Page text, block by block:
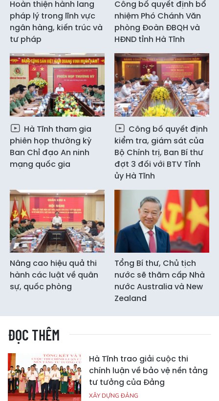
Hoàn thiện hành lang
pháp lý trong lĩnh vực
ngân hàng, kiến trúc và
tư pháp
Công bố quyết định bổ
nhiệm Phó Chánh Văn
phòng Đoàn ĐBQH và
HĐND tỉnh Hà Tĩnh
Hà Tĩnh tham gia
phiên họp thường kỳ
Ban Chỉ đạo An ninh
mạng quốc gia
Công bố quyết định
kiểm tra, giám sát của
Bộ Chính trị, Ban Bí thư
đợt 3 đối với BTV Tỉnh
ủy Hà Tĩnh
Nâng cao hiệu quả thi
hành các luật về quân
sự, quốc phòng
Tổng Bí thư, Chủ tịch
nước sẽ thăm cấp Nhà
nước Australia và New
Zealand
ĐỌC THÊM
Hà Tĩnh trao giải cuộc thi
chính luận về bảo vệ nền tảng
tư tưởng của Đảng
XÂY DỰNG ĐẢNG